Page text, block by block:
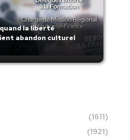
la liberté
abandon culturel
(1611)
(1921)